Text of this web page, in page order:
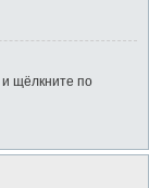
и щёлкните по